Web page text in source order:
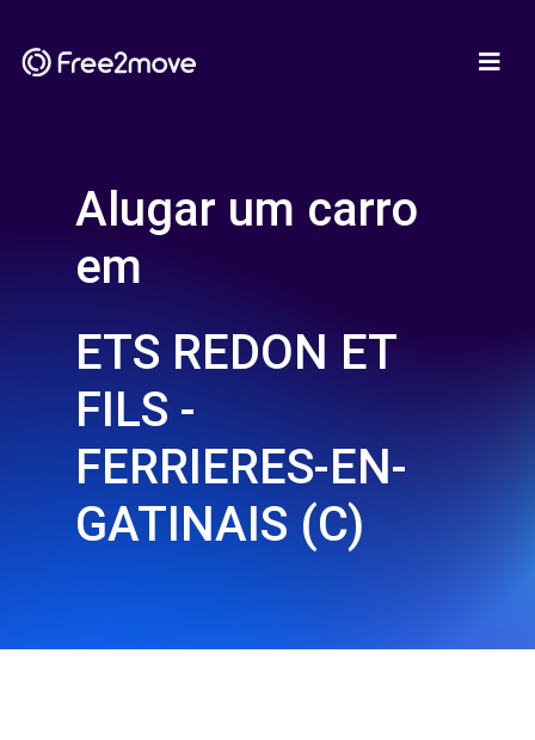
Alugar um carro
em
ETS REDON ET
FILS -
FERRIERES-EN-
GATINAIS (C)